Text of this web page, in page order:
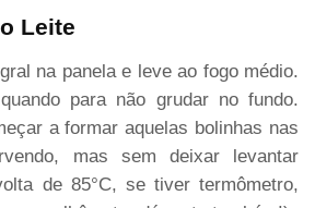
Leite
na panela e leve ao fogo médio.
para não grudar no fundo.
a formar aquelas bolinhas nas
mas sem deixar levantar
de 85°C, se tiver termômetro,